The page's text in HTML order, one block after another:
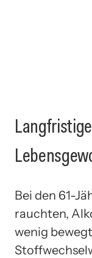
Bei den 61-
rauchten,
wenig